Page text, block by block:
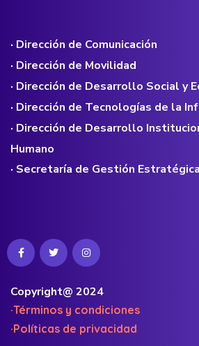
· Dirección de Comunicación
· Dirección de Movilidad
· Dirección de Desarrollo Social y
· Dirección de Tecnologías de la
· Dirección de Desarrollo
Humano
· Secretaría de Gestión Estratégica
Copyright@ 2024
·Términos y condiciones
·Políticas de privacidad